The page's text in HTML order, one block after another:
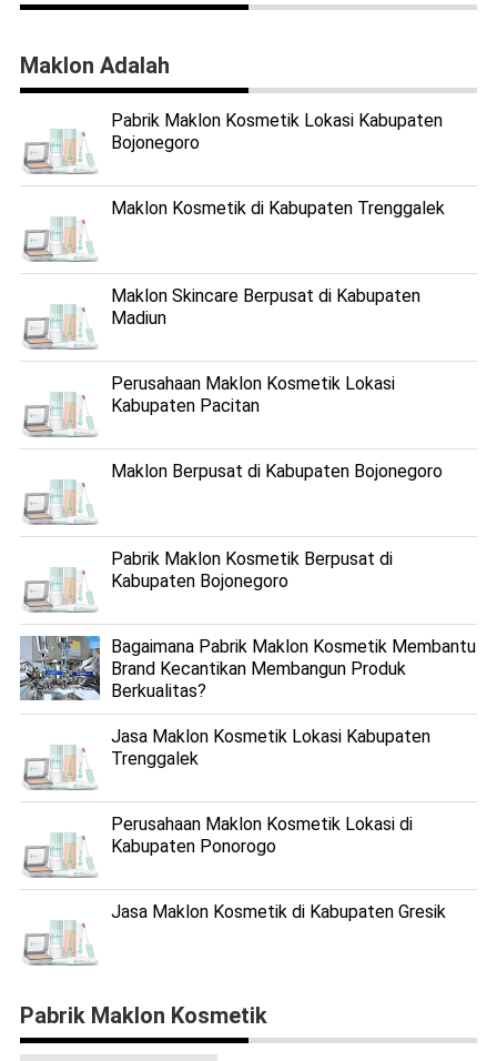
Maklon Adalah
Pabrik Maklon Kosmetik Lokasi Kabupaten
Bojonegoro
Maklon Kosmetik di Kabupaten Trenggalek
Maklon Skincare Berpusat di Kabupaten
Madiun
Perusahaan Maklon Kosmetik Lokasi
Kabupaten Pacitan
Maklon Berpusat di Kabupaten Bojonegoro
Pabrik Maklon Kosmetik Berpusat di
Kabupaten Bojonegoro
Bagaimana Pabrik Maklon Kosmetik Membantu
Brand Kecantikan Membangun Produk
Berkualitas?
Jasa Maklon Kosmetik Lokasi Kabupaten
Trenggalek
Perusahaan Maklon Kosmetik Lokasi di
Kabupaten Ponorogo
Jasa Maklon Kosmetik di Kabupaten Gresik
Pabrik Maklon Kosmetik